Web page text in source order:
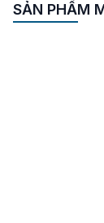
SẢN PHẨM